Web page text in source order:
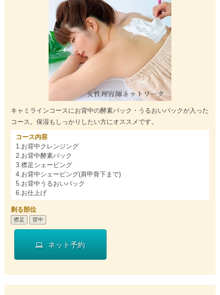
キャミラインコースにお背中の酵素パック・うるおいパックが入った
コース。保湿もしっかりしたい方にオススメです。
コース内容
1.お背中クレンジング
2.お背中酵素パック
3.襟足シェービング
4.お背中シェービング(肩甲骨下まで)
5.お背中うるおいパック
6.お仕上げ
剃る部位
襟足 背中
ネット予約